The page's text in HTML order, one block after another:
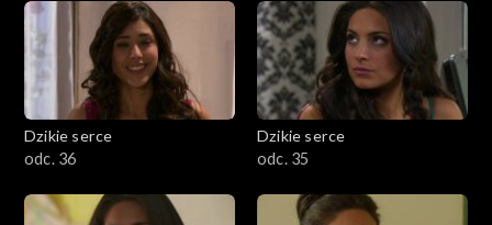
Dzikie serce
odc. 36
Dzikie serce
odc. 35